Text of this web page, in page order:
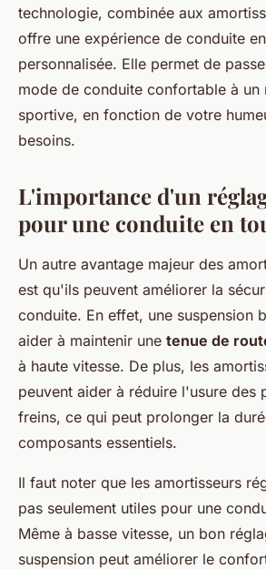
technologie, combinée aux
offre une expérience de conduite
personnalisée. Elle permet de
mode de conduite confortable à un
sportive, en fonction de votre
besoins.
L'importance d'un
pour une conduite en
Un autre avantage majeur des
est qu'ils peuvent améliorer la
conduite. En effet, une suspension
aider à maintenir une tenue de
à haute vitesse. De plus, les
peuvent aider à réduire l'usure des
freins, ce qui peut prolonger la
composants essentiels.
Il faut noter que les amortisseurs
pas seulement utiles pour une
Même à basse vitesse, un bon
suspension peut améliorer le